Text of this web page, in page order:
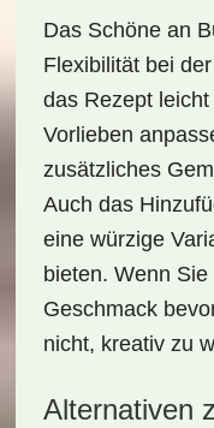
Das Schöne an
Flexibilität bei
das Rezept
Vorlieben
zusätzliches
Auch das
eine würzige
bieten. Wenn
Geschmack
nicht, kreativ zu
Alternativen